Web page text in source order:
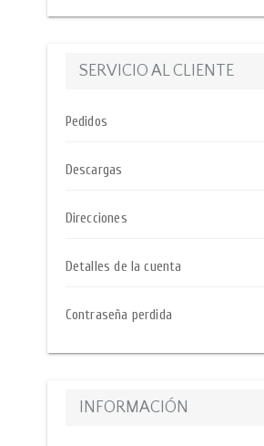
SERVICIO AL CLIENTE
Pedidos
Descargas
Direcciones
Detalles de la cuenta
Contraseña perdida
INFORMACIÓN